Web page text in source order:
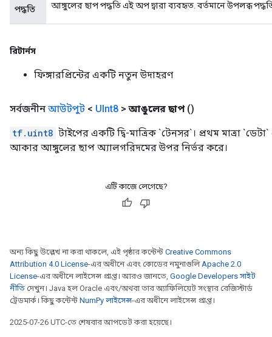
পদ্ধতি আঙ্গুলের ছাপ পদ্ধতি এই অপ দ্বারা ব্যবহৃত. বর্তমানে উপলব্ধ
রিটার্নস
ফিঙ্গারপ্রিন্টের একটি নতুন উদাহরণ
সর্বজনীন আউটপুট < UInt8 > আঙুলের ছাপ ()
tf.uint8 টাইপের একটি দ্বি-মাত্রিক `টেনসর`। প্রথম মাত্রা
আকার আঙ্গুলের ছাপ অ্যালগরিদমের উপর নির্ভর করে।
এটি কাজে লেগেছে?
অন্য কিছু উল্লেখ না করা থাকলে, এই পৃষ্ঠার কন্টেন্ট Creative Commons
Attribution 4.0 License-এর অধীনে এবং কোডের নমুনাগুলিApache 2.0
License-এর অধীনে লাইসেন্স প্রাপ্ত। আরও জানতে, Google Developers সাইট
নীতি দেখুন। Java হল Oracle এবং/অথবা তার অ্যাফিলিয়েট সংস্থার রেজিস্টার্ড
ট্রেডমার্ক। কিছু কন্টেন্ট NumPy লাইসেন্স-এর অধীনে লাইসেন্স প্রাপ্ত।
2025-07-26 UTC-তে শেষবার আপডেট করা হয়েছে।